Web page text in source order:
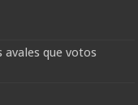
avales que votos